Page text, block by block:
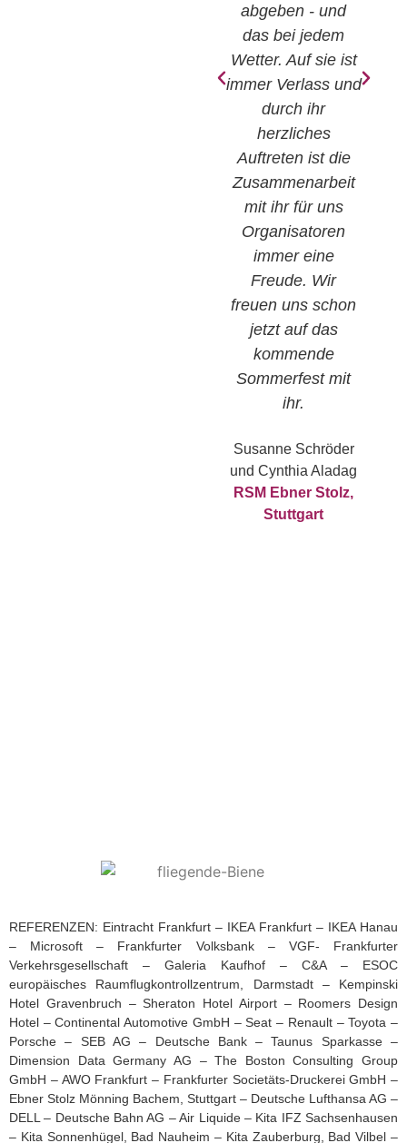
abgeben - und
das bei jedem
Wetter. Auf sie ist
immer Verlass und
durch ihr
herzliches
Auftreten ist die
Zusammenarbeit
mit ihr für uns
Organisatoren
immer eine
Freude. Wir
freuen uns schon
jetzt auf das
kommende
Sommerfest mit
ihr.
Susanne Schröder
und Cynthia Aladag
RSM Ebner Stolz,
Stuttgart
REFERENZEN: Eintracht Frankfurt – IKEA Frankfurt – IKEA Hanau
– Microsoft – Frankfurter Volksbank – VGF- Frankfurter
Verkehrsgesellschaft – Galeria Kaufhof – C&A – ESOC
europäisches Raumflugkontrollzentrum, Darmstadt – Kempinski
Hotel Gravenbruch – Sheraton Hotel Airport – Roomers Design
Hotel – Continental Automotive GmbH – Seat – Renault – Toyota –
Porsche – SEB AG – Deutsche Bank – Taunus Sparkasse –
Dimension Data Germany AG – The Boston Consulting Group
GmbH – AWO Frankfurt – Frankfurter Societäts-Druckerei GmbH –
Ebner Stolz Mönning Bachem, Stuttgart – Deutsche Lufthansa AG –
DELL – Deutsche Bahn AG – Air Liquide – Kita IFZ Sachsenhausen
– Kita Sonnenhügel, Bad Nauheim – Kita Zauberburg, Bad Vilbel –